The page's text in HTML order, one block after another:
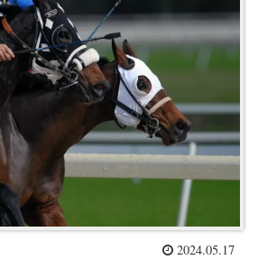
2024.05.17